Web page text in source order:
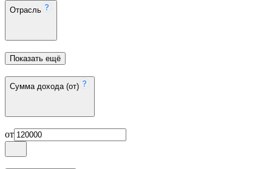
Отрасль
Показать ещё
Сумма дохода (от)
от